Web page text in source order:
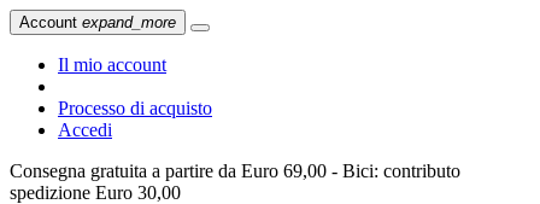
Account expand_more
Il mio account
Processo di acquisto
Accedi
Consegna gratuita a partire da Euro 69,00 - Bici: contributo
spedizione Euro 30,00